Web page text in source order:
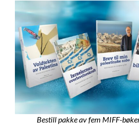
Bestill pakke av fem MIFF-